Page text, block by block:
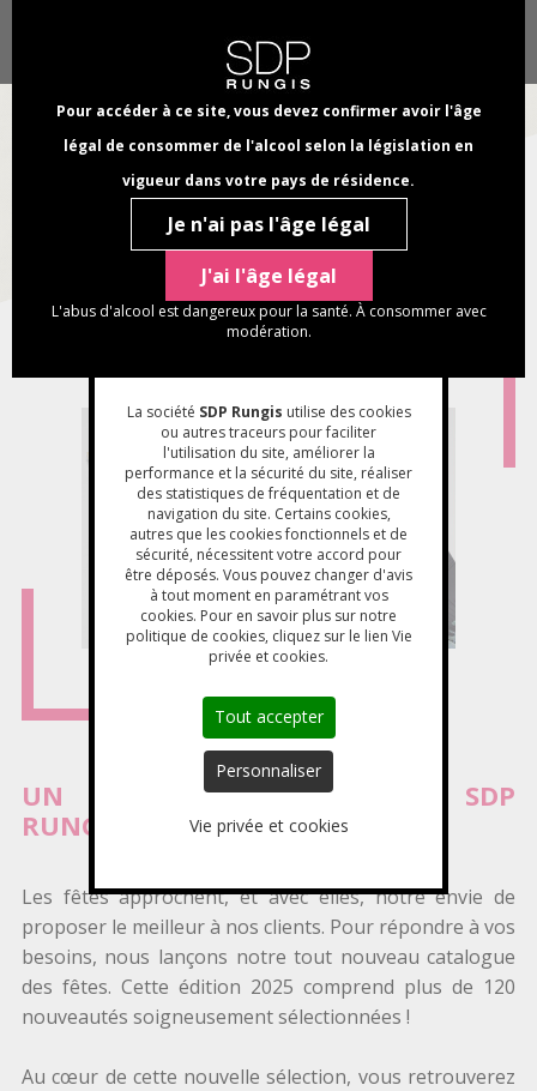
Pour accéder à ce site, vous devez confirmer avoir l'âge
légal de consommer de l'alcool selon la législation en
vigueur dans votre pays de résidence.
Je n'ai pas l'âge légal
J'ai l'âge légal
L'abus d'alcool est dangereux pour la santé. À consommer avec
modération.
principal
dans
ce
site
CATALOGUE NOËL
2025
Accueil Nos actualités Catalogue Noël 2025
15/09/2025
UN NOËL D'EXCEPTION AVEC SDP
RUNGIS
Les fêtes approchent, et avec elles, notre envie de
proposer le meilleur à nos clients. Pour répondre à vos
besoins, nous lançons notre tout nouveau catalogue
des fêtes. Cette édition 2025 comprend plus de 120
nouveautés soigneusement sélectionnées !
Au cœur de cette nouvelle sélection, vous retrouverez
La société SDP Rungis utilise des cookies
ou autres traceurs pour faciliter
l'utilisation du site, améliorer la
performance et la sécurité du site, réaliser
des statistiques de fréquentation et de
navigation du site. Certains cookies,
autres que les cookies fonctionnels et de
sécurité, nécessitent votre accord pour
être déposés. Vous pouvez changer d'avis
à tout moment en paramétrant vos
cookies. Pour en savoir plus sur notre
politique de cookies, cliquez sur le lien Vie
privée et cookies.
Tout accepter
Personnaliser
Vie privée et cookies